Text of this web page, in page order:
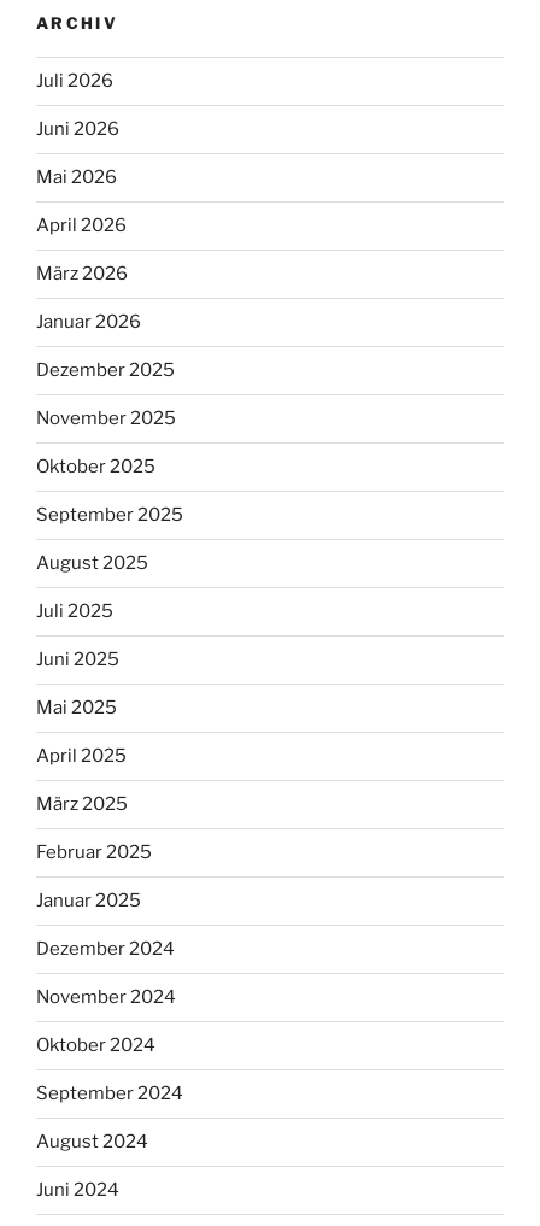
ARCHIV
Juli 2026
Juni 2026
Mai 2026
April 2026
März 2026
Januar 2026
Dezember 2025
November 2025
Oktober 2025
September 2025
August 2025
Juli 2025
Juni 2025
Mai 2025
April 2025
März 2025
Februar 2025
Januar 2025
Dezember 2024
November 2024
Oktober 2024
September 2024
August 2024
Juni 2024